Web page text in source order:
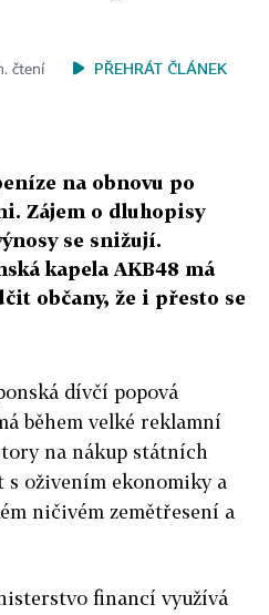
čtení PŘEHRÁT ČLÁNEK
na obnovu po
Zájem o dluhopisy
se snižují.
kapela AKB48 má
občany, že i přesto se
dívčí popová
během velké reklamní
na nákup státních
oživením ekonomiky a
ničivém zemětřesení a
financí využívá